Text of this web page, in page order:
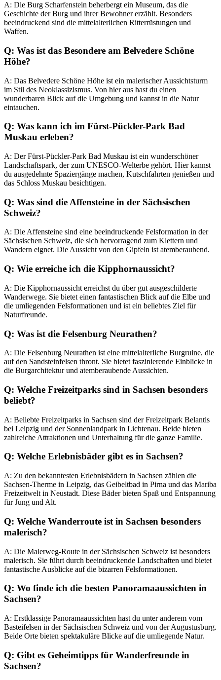
A: Die Burg Scharfenstein beherbergt ein Museum, das die
Geschichte der Burg und ihrer Bewohner erzählt. Besonders
beeindruckend sind die mittelalterlichen Ritterrüstungen und
Waffen.
Q: Was ist das Besondere am Belvedere Schöne
Höhe?
A: Das Belvedere Schöne Höhe ist ein malerischer Aussichtsturm
im Stil des Neoklassizismus. Von hier aus hast du einen
wunderbaren Blick auf die Umgebung und kannst in die Natur
eintauchen.
Q: Was kann ich im Fürst-Pückler-Park Bad
Muskau erleben?
A: Der Fürst-Pückler-Park Bad Muskau ist ein wunderschöner
Landschaftspark, der zum UNESCO-Welterbe gehört. Hier kannst
du ausgedehnte Spaziergänge machen, Kutschfahrten genießen und
das Schloss Muskau besichtigen.
Q: Was sind die Affensteine in der Sächsischen
Schweiz?
A: Die Affensteine sind eine beeindruckende Felsformation in der
Sächsischen Schweiz, die sich hervorragend zum Klettern und
Wandern eignet. Die Aussicht von den Gipfeln ist atemberaubend.
Q: Wie erreiche ich die Kipphornaussicht?
A: Die Kipphornaussicht erreichst du über gut ausgeschilderte
Wanderwege. Sie bietet einen fantastischen Blick auf die Elbe und
die umliegenden Felsformationen und ist ein beliebtes Ziel für
Naturfreunde.
Q: Was ist die Felsenburg Neurathen?
A: Die Felsenburg Neurathen ist eine mittelalterliche Burgruine, die
auf den Sandsteinfelsen thront. Sie bietet faszinierende Einblicke in
die Burgarchitektur und atemberaubende Aussichten.
Q: Welche Freizeitparks sind in Sachsen besonders
beliebt?
A: Beliebte Freizeitparks in Sachsen sind der Freizeitpark Belantis
bei Leipzig und der Sonnenlandpark in Lichtenau. Beide bieten
zahlreiche Attraktionen und Unterhaltung für die ganze Familie.
Q: Welche Erlebnisbäder gibt es in Sachsen?
A: Zu den bekanntesten Erlebnisbädern in Sachsen zählen die
Sachsen-Therme in Leipzig, das Geibeltbad in Pirna und das Mariba
Freizeitwelt in Neustadt. Diese Bäder bieten Spaß und Entspannung
für Jung und Alt.
Q: Welche Wanderroute ist in Sachsen besonders
malerisch?
A: Die Malerweg-Route in der Sächsischen Schweiz ist besonders
malerisch. Sie führt durch beeindruckende Landschaften und bietet
fantastische Ausblicke auf die bizarren Felsformationen.
Q: Wo finde ich die besten Panoramaaussichten in
Sachsen?
A: Erstklassige Panoramaaussichten hast du unter anderem vom
Basteifelsen in der Sächsischen Schweiz und von der Augustusburg.
Beide Orte bieten spektakuläre Blicke auf die umliegende Natur.
Q: Gibt es Geheimtipps für Wanderfreunde in
Sachsen?